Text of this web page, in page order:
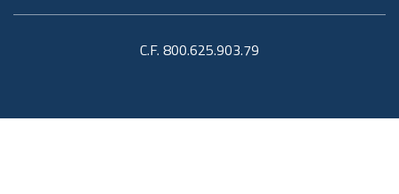
C.F. 800.625.903.79